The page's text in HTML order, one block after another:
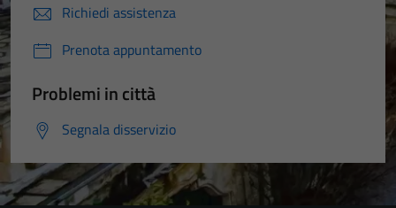
Richiedi assistenza
Prenota appuntamento
Problemi in città
Segnala disservizio